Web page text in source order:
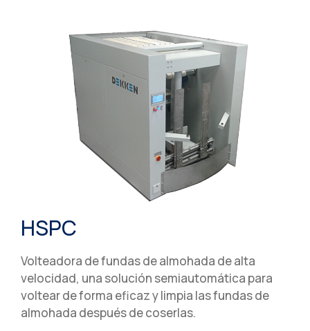
HSPC
Volteadora de fundas de almohada de alta
velocidad, una solución semiautomática para
voltear de forma eficaz y limpia las fundas de
almohada después de coserlas.